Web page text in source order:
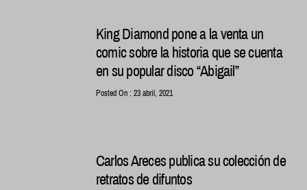
King Diamond pone a la venta un
comic sobre la historia que se cuenta
en su popular disco “Abigail”
Posted On : 23 abril, 2021
Carlos Areces publica su colección de
retratos de difuntos